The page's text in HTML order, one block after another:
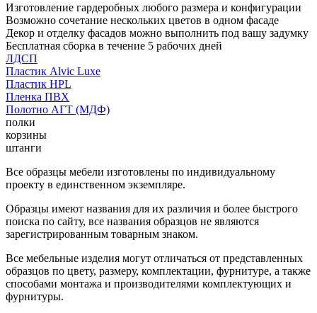
Изготовление гардеробных любого размера и конфигурации
Возможно сочетание нескольких цветов в одном фасаде
Декор и отделку фасадов можно выполнить под вашу задумку
Бесплатная сборка в течение 5 рабочих дней
ЛДСП
Пластик Alvic Luxe
Пластик HPL
Пленка ПВХ
Полотно АГТ (МДФ)
полки
корзины
штанги
Все образцы мебели изготовлены по индивидуальному
проекту в единственном экземпляре.
Образцы имеют названия для их различия и более быстрого
поиска по сайту, все названия образцов не являются
зарегистрированным товарным знаком.
Все мебельные изделия могут отличаться от представленных
образцов по цвету, размеру, комплектации, фурнитуре, а также
способами монтажа и производителями комплектующих и
фурнитуры.